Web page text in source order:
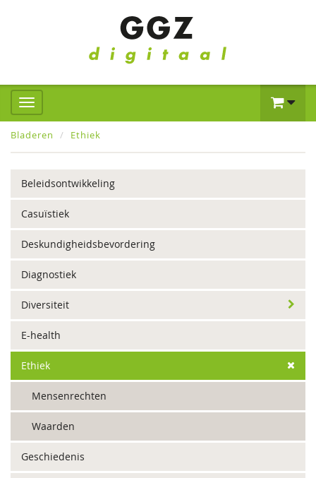
Bladeren Ethiek
Beleidsontwikkeling
Casuïstiek
Deskundigheidsbevordering
Diagnostiek
Diversiteit
E-health
Ethiek
Mensenrechten
Waarden
Geschiedenis